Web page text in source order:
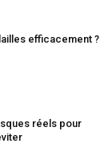
efficacement ?
réels pour